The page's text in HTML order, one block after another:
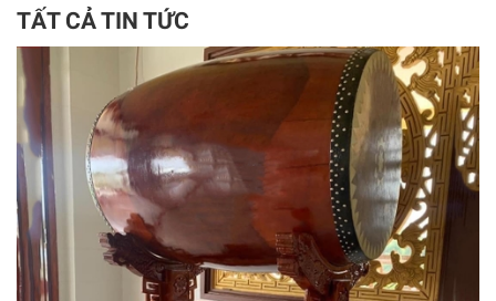
TẤT CẢ TIN TỨC